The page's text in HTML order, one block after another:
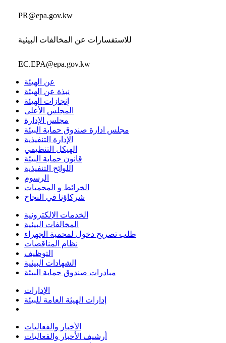
PR@epa.gov.kw
للاستفسارات عن المخالفات البيئية
EC.EPA@epa.gov.kw
عن الهيئة
نبذة عن الهيئة
إنجازات الهيئة
المجلس الأعلى
مجلس الإدارة
مجلس ادارة صندوق حماية البيئة
الإدارة التنفيذية
الهيكل التنظيمي
قانون حماية البيئة
اللوائح التنفيذية
الرسوم
الخرائط و المحميات
شركاؤنا في النجاح
الخدمات الإلكترونية
المخالفات البيئية
طلب تصريح دخول لمحمية الجهراء
نظام المناقصات
التوظيف
الشهادات البيئية
مبادرات صندوق حماية البيئة
الإدارات
إدارات الهيئة العامة للبيئة
الأخبار والفعاليات
أرشيف الأخبار والفعاليات